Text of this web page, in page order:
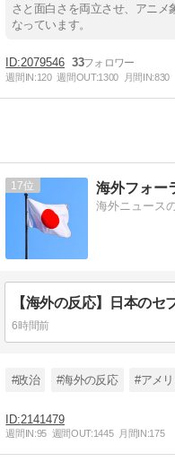
さと面白さを両立させ、アニメ
なっています。
2079546 33
週間IN:120 週間OUT:1300 月間IN:830
17 海外フォー
海外ニュース
6時間前
#政治 #海外の反応 #アメ
2141479
週間IN:95 週間OUT:1445 月間IN:175